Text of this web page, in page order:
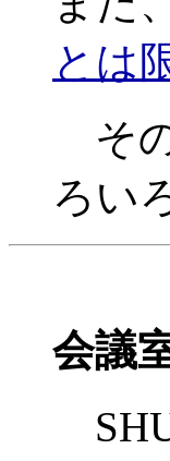
とは
そ
ろい
会議